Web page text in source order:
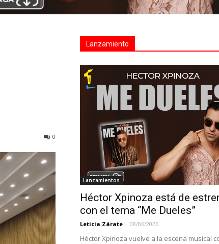
0
Lanzamiento
Lanzamientos
Héctor Xpinoza está de
con el tema “Me Dueles”
Leticia Zárate - 08/06/2026
Héctor Xpinoza vuelve a la escena musical